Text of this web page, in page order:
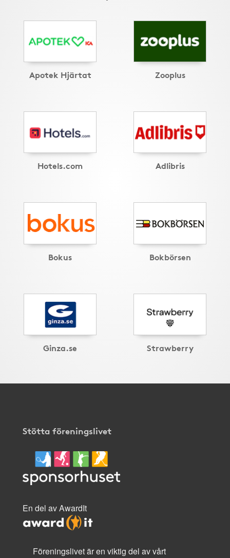
Apotek Hjärtat Zooplus
Hotels.com Adlibris
Bokus Bokbörsen
Ginza.se Strawberry
Stötta föreningslivet
En del av AwardIt
Föreningslivet är en viktig del av vårt